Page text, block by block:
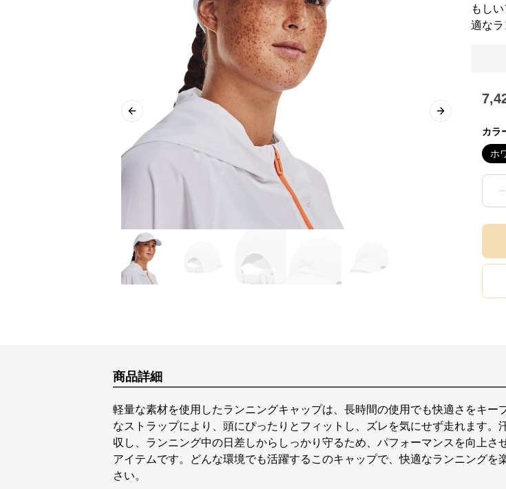
Previous slide Next slide
もし
適なラ
カラ
ホ
商品詳細
軽量な素材を使用したランニングキャップは、長時間の使用でも快適さをキー
なストラップにより、頭にぴったりとフィットし、ズレを気にせず走れます。
収し、ランニング中の日差しからしっかり守るため、パフォーマンスを向上さ
アイテムです。どんな環境でも活躍するこのキャップで、快適なランニングを
さい。